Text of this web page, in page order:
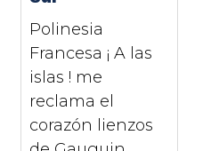
Polinesia
Francesa ¡ A las
islas ! me
reclama el
corazón lienzos